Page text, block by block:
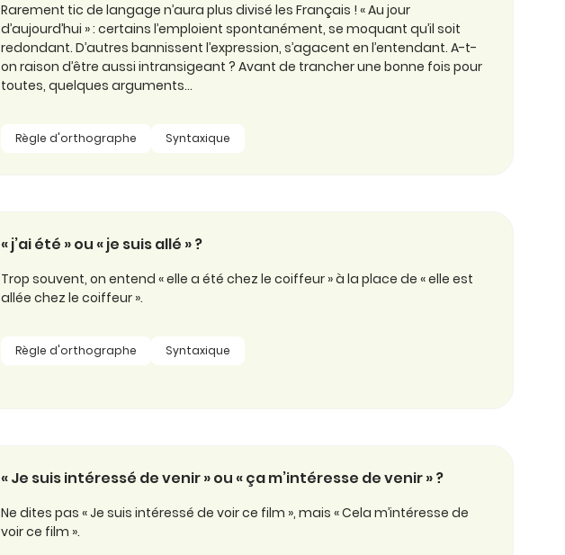
Rarement tic de langage n’aura plus divisé les Français ! « Au jour
d’aujourd’hui » : certains l’emploient spontanément, se moquant qu’il soit
redondant. D’autres bannissent l’expression, s’agacent en l’entendant. A-t-
on raison d’être aussi intransigeant ? Avant de trancher une bonne fois pour
toutes, quelques arguments…
Règle d'orthographe Syntaxique
« j’ai été » ou « je suis allé » ?
Trop souvent, on entend « elle a été chez le coiffeur » à la place de « elle est
allée chez le coiffeur ».
Règle d'orthographe Syntaxique
« Je suis intéressé de venir » ou « ça m’intéresse de venir » ?
Ne dites pas « Je suis intéressé de voir ce film », mais « Cela m’intéresse de
voir ce film ».